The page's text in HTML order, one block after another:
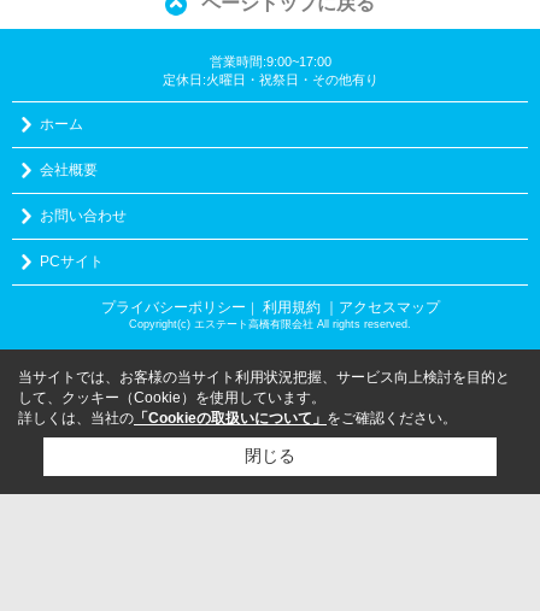
営業時間:9:00~17:00
定休日:火曜日・祝祭日・その他有り
ホーム
会社概要
お問い合わせ
PCサイト
プライバシーポリシー ｜ 利用規約 ｜アクセスマップ
Copyright(c) エステート高橋有限会社 All rights reserved.
当サイトでは、お客様の当サイト利用状況把握、サービス向上検討を目的と
して、クッキー（Cookie）を使用しています。
詳しくは、当社の 「Cookieの取扱いについて」 をご確認ください。
閉じる